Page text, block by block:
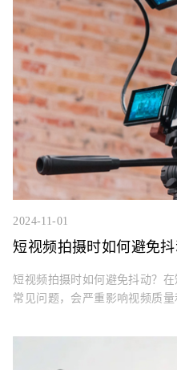
2024-11-01
短视频拍摄时如何避免抖
短视频拍摄时如何避免抖动？
常见问题，会严重影响视频质量